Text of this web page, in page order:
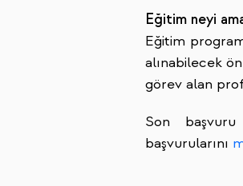
Eğitim neyi
Eğitim
alınabilecek
görev alan
Son
başvurularını